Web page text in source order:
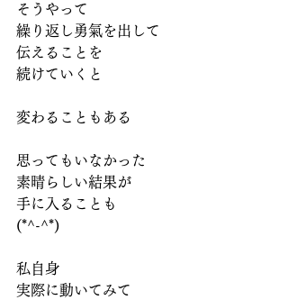
そうやって
繰り返し勇氣を出して
伝えることを
続けていくと
変わることもある
思ってもいなかった
素晴らしい結果が
手に入ることも
(*^-^*)
私自身
実際に動いてみて